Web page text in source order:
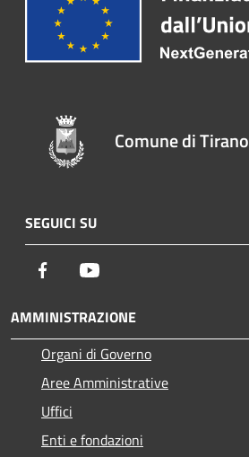
Comune di Tirano
SEGUICI SU
Facebook
AMMINISTRAZIONE
Organi di Governo
Aree Amministrative
Uffici
Enti e fondazioni